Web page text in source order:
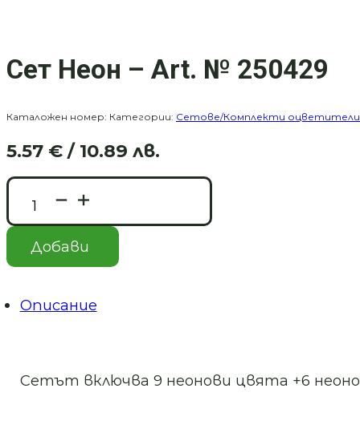
Сет Неон – Art. № 250429
Каталожен номер: Категории: Сетове/Комплекти оцветители
Original
price
was:
12.27 €
/
24.00 лв..
5.57 € / 10.89 лв.
Текущата
цена
5.57 €
/
10.89 лв..
количество
за
Сет
Неон
–
Art.
250429
Добави
Описание
Сетът включва 9 неонови цвята +6